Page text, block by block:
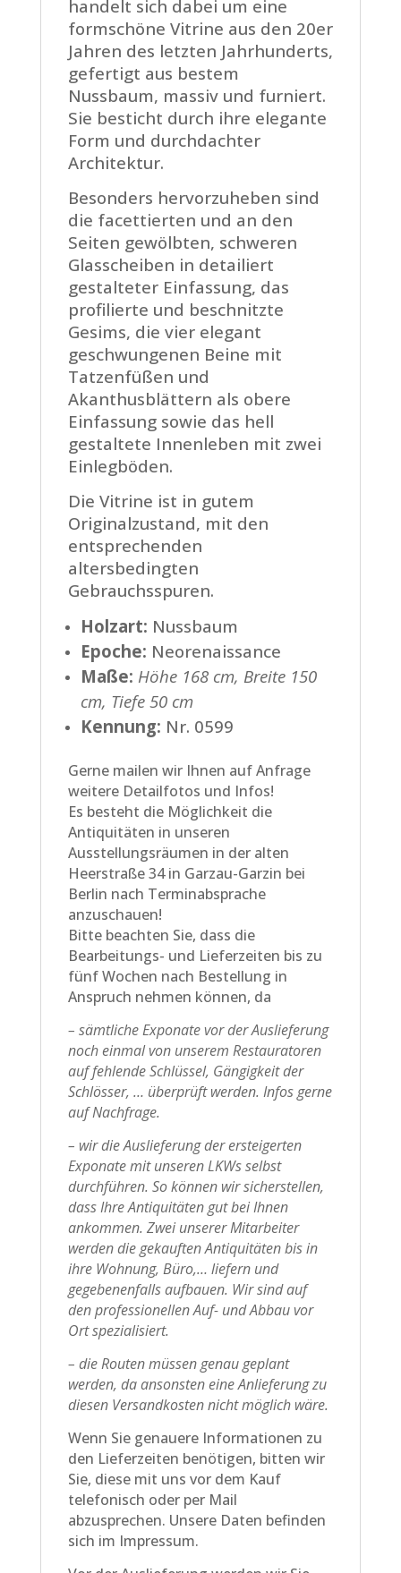
handelt sich dabei um eine
formschöne Vitrine aus den 20er
Jahren des letzten Jahrhunderts,
gefertigt aus bestem
Nussbaum, massiv und furniert.
Sie besticht durch ihre elegante
Form und durchdachter
Architektur.
Besonders hervorzuheben sind
die facettierten und an den
Seiten gewölbten, schweren
Glasscheiben in detailiert
gestalteter Einfassung, das
profilierte und beschnitzte
Gesims, die vier elegant
geschwungenen Beine mit
Tatzenfüßen und
Akanthusblättern als obere
Einfassung sowie das hell
gestaltete Innenleben mit zwei
Einlegböden.
Die Vitrine ist in gutem
Originalzustand, mit den
entsprechenden
altersbedingten
Gebrauchsspuren.
Holzart: Nussbaum
Epoche: Neorenaissance
Maße: Höhe 168 cm, Breite 150
cm, Tiefe 50 cm
Kennung: Nr. 0599
Gerne mailen wir Ihnen auf Anfrage
weitere Detailfotos und Infos!
Es besteht die Möglichkeit die
Antiquitäten in unseren
Ausstellungsräumen in der alten
Heerstraße 34 in Garzau-Garzin bei
Berlin nach Terminabsprache
anzuschauen!
Bitte beachten Sie, dass die
Bearbeitungs- und Lieferzeiten bis zu
fünf Wochen nach Bestellung in
Anspruch nehmen können, da
– sämtliche Exponate vor der Auslieferung
noch einmal von unserem Restauratoren
auf fehlende Schlüssel, Gängigkeit der
Schlösser, … überprüft werden. Infos gerne
auf Nachfrage.
– wir die Auslieferung der ersteigerten
Exponate mit unseren LKWs selbst
durchführen. So können wir sicherstellen,
dass Ihre Antiquitäten gut bei Ihnen
ankommen. Zwei unserer Mitarbeiter
werden die gekauften Antiquitäten bis in
ihre Wohnung, Büro,… liefern und
gegebenenfalls aufbauen. Wir sind auf
den professionellen Auf- und Abbau vor
Ort spezialisiert.
– die Routen müssen genau geplant
werden, da ansonsten eine Anlieferung zu
diesen Versandkosten nicht möglich wäre.
Wenn Sie genauere Informationen zu
den Lieferzeiten benötigen, bitten wir
Sie, diese mit uns vor dem Kauf
telefonisch oder per Mail
abzusprechen. Unsere Daten befinden
sich im Impressum.